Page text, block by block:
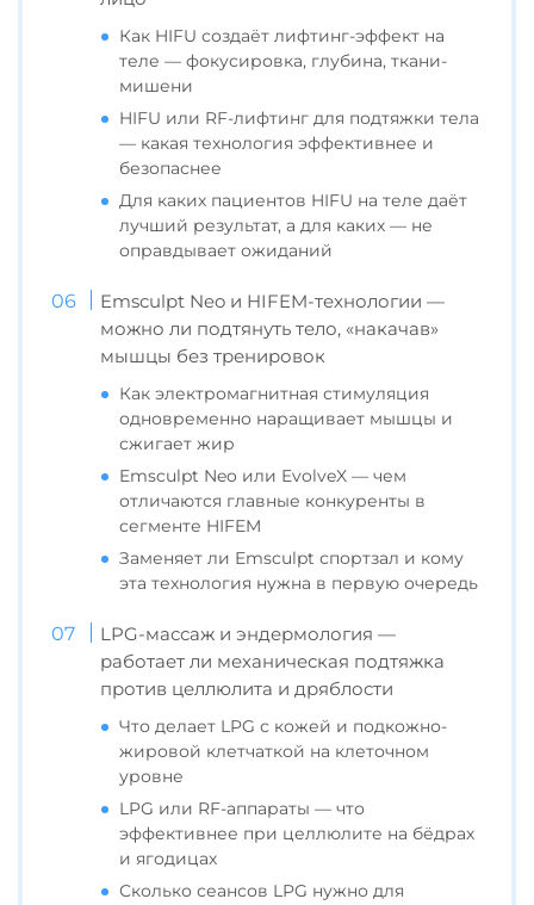
Как HIFU создаёт лифтинг-эффект на
теле — фокусировка, глубина, ткани-
мишени
HIFU или RF-лифтинг для подтяжки тела
— какая технология эффективнее и
безопаснее
Для каких пациентов HIFU на теле даёт
лучший результат, а для каких — не
оправдывает ожиданий
Emsculpt Neo и HIFEM-технологии —
можно ли подтянуть тело, «накачав»
мышцы без тренировок
Как электромагнитная стимуляция
одновременно наращивает мышцы и
сжигает жир
Emsculpt Neo или EvolveX — чем
отличаются главные конкуренты в
сегменте HIFEM
Заменяет ли Emsculpt спортзал и кому
эта технология нужна в первую очередь
LPG-массаж и эндермология —
работает ли механическая подтяжка
против целлюлита и дряблости
Что делает LPG с кожей и подкожно-
жировой клетчаткой на клеточном
уровне
LPG или RF-аппараты — что
эффективнее при целлюлите на бёдрах
и ягодицах
Сколько сеансов LPG нужно для